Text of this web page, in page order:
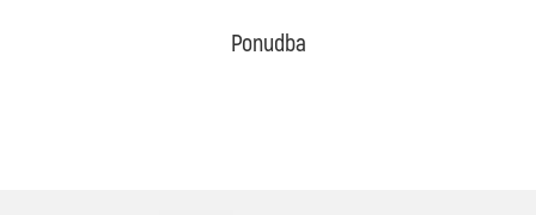
Ponudba